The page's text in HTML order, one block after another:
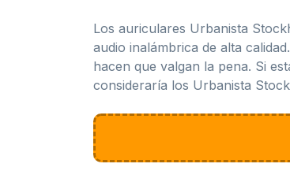
Los auriculares Urbanista
audio inalámbrica de alta
hacen que valgan la pena. Si
consideraría los Urbanista